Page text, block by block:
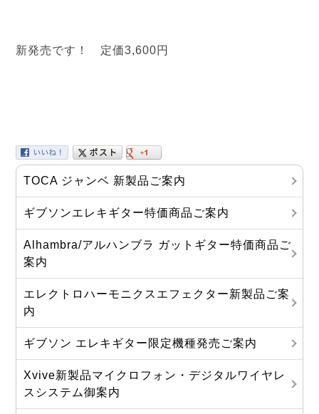
新発売です！ 定価3,600円
TOCA ジャンベ 新製品ご案内
ギブソンエレキギター特価商品ご案内
Alhambra/アルハンブラ ガットギター特価商品ご
案内
エレクトロハーモニクスエフェクター新製品ご案
内
ギブソン エレキギター限定機種発売ご案内
Xvive新製品マイクロフォン・デジタルワイヤレ
スシステム御案内